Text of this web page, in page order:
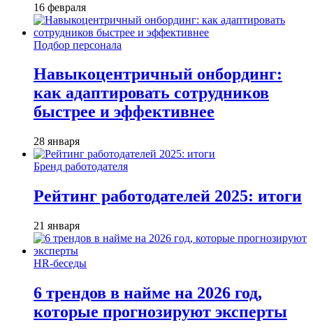
16 февраля
Подбор персонала
Навыкоцентричный онбординг:
как адаптировать сотрудников
быстрее и эффективнее
28 января
Бренд работодателя
Рейтинг работодателей 2025: итоги
21 января
HR-беседы
6 трендов в найме на 2026 год,
которые прогнозируют эксперты